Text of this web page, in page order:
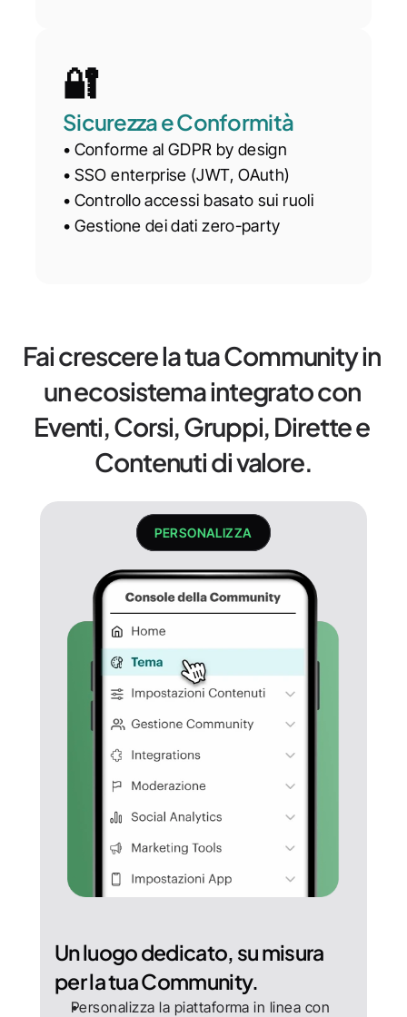
🔐
Sicurezza e Conformità
• Conforme al GDPR by design
• SSO enterprise (JWT, OAuth)
• Controllo accessi basato sui ruoli
• Gestione dei dati zero-party
Fai crescere la tua Community in
un ecosistema integrato con
Eventi, Corsi, Gruppi, Dirette e
Contenuti di valore.
Un luogo dedicato, su misura
per la tua Community.
Personalizza la piattaforma in linea con
PERSONALIZZA